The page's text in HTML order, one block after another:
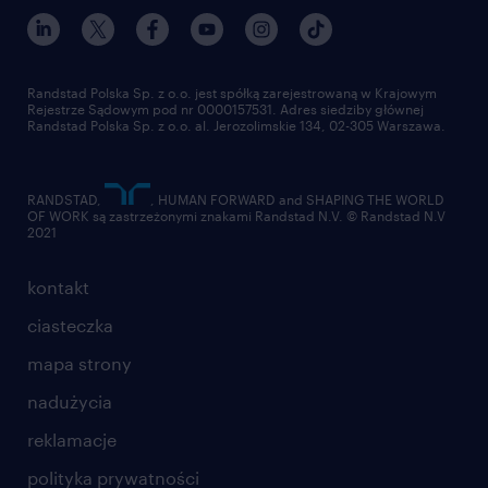
dla mediów
dla dostawców
nasz świat
pracuj w randstad
złóż CV
kontakt
ciasteczka
mapa strony
nadużycia
reklamacje
polityka prywatności
Randstad Polska Sp. z o.o. jest spółką zarejestrowaną w Krajowym
Rejestrze Sądowym pod nr 0000157531. Adres siedziby głównej
Randstad Polska Sp. z o.o. al. Jerozolimskie 134, 02-305 Warszawa.
RANDSTAD,
, HUMAN FORWARD and SHAPING THE WORLD
OF WORK są zastrzeżonymi znakami Randstad N.V. © Randstad N.V
2021